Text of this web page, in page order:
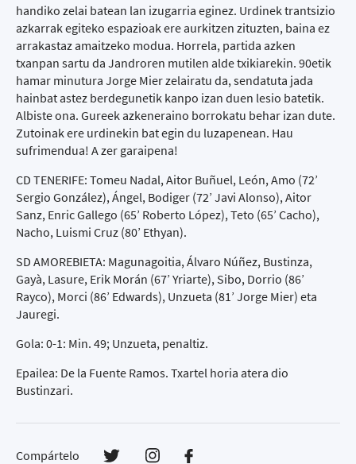
handiko zelai batean lan izugarria eginez. Urdinek trantsizio
azkarrak egiteko espazioak ere aurkitzen zituzten, baina ez
arrakastaz amaitzeko modua. Horrela, partida azken
txanpan sartu da Jandroren mutilen alde txikiarekin. 90etik
hamar minutura Jorge Mier zelairatu da, sendatuta jada
hainbat astez berdegunetik kanpo izan duen lesio batetik.
Albiste ona. Gureek azkeneraino borrokatu behar izan dute.
Zutoinak ere urdinekin bat egin du luzapenean. Hau
sufrimendua! A zer garaipena!
CD TENERIFE: Tomeu Nadal, Aitor Buñuel, León, Amo (72’
Sergio González), Ángel, Bodiger (72’ Javi Alonso), Aitor
Sanz, Enric Gallego (65’ Roberto López), Teto (65’ Cacho),
Nacho, Luismi Cruz (80’ Ethyan).
SD AMOREBIETA: Magunagoitia, Álvaro Núñez, Bustinza,
Gayà, Lasure, Erik Morán (67’ Yriarte), Sibo, Dorrio (86’
Rayco), Morci (86’ Edwards), Unzueta (81’ Jorge Mier) eta
Jauregi.
Gola: 0-1: Min. 49; Unzueta, penaltiz.
Epailea: De la Fuente Ramos. Txartel horia atera dio
Bustinzari.
Compártelo